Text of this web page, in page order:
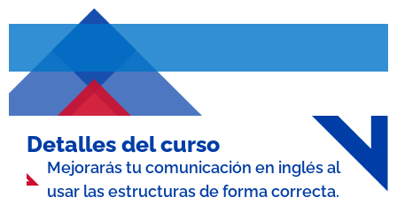
Detalles del curso
Mejorarás tu comunicación en inglés al
usar las estructuras de forma correcta.